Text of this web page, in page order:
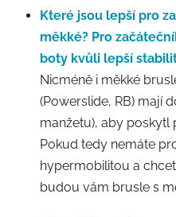
Které jsou lepší pro
měkké? Pro
boty kvůli lepší
Nicméně i měkké
(Powerslide, RB) mají
manžetu), aby
Pokud tedy nemáte
hypermobilitou a
budou vám brusle s